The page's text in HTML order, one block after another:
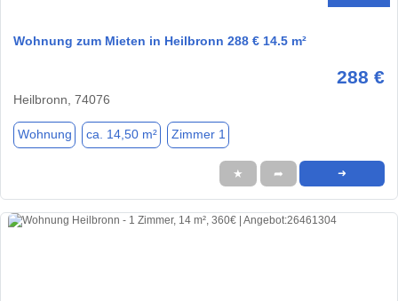
Wohnung zum Mieten in Heilbronn 288 € 14.5 m²
288 €
Heilbronn, 74076
Wohnung ca. 14,50 m² Zimmer 1
★ ➦ ➜